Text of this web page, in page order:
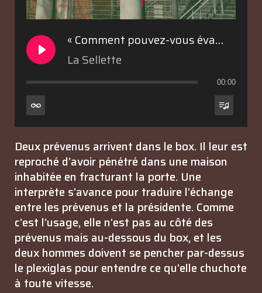
« Comment pouvez-vous évacuer complètement la possibilité qu’ils disent la vérité ? »
La Sellette
00:00
Deux prévenus arrivent dans le box. Il leur est
reproché d’avoir pénétré dans une maison
inhabitée en fracturant la porte. Une
interprète s’avance pour traduire l’échange
entre les prévenus et la présidente. Comme
c’est l’usage, elle n’est pas au côté des
prévenus mais au-dessous du box, et les
deux hommes doivent se pencher par-dessus
le plexiglas pour entendre ce qu’elle chuchote
à toute vitesse.